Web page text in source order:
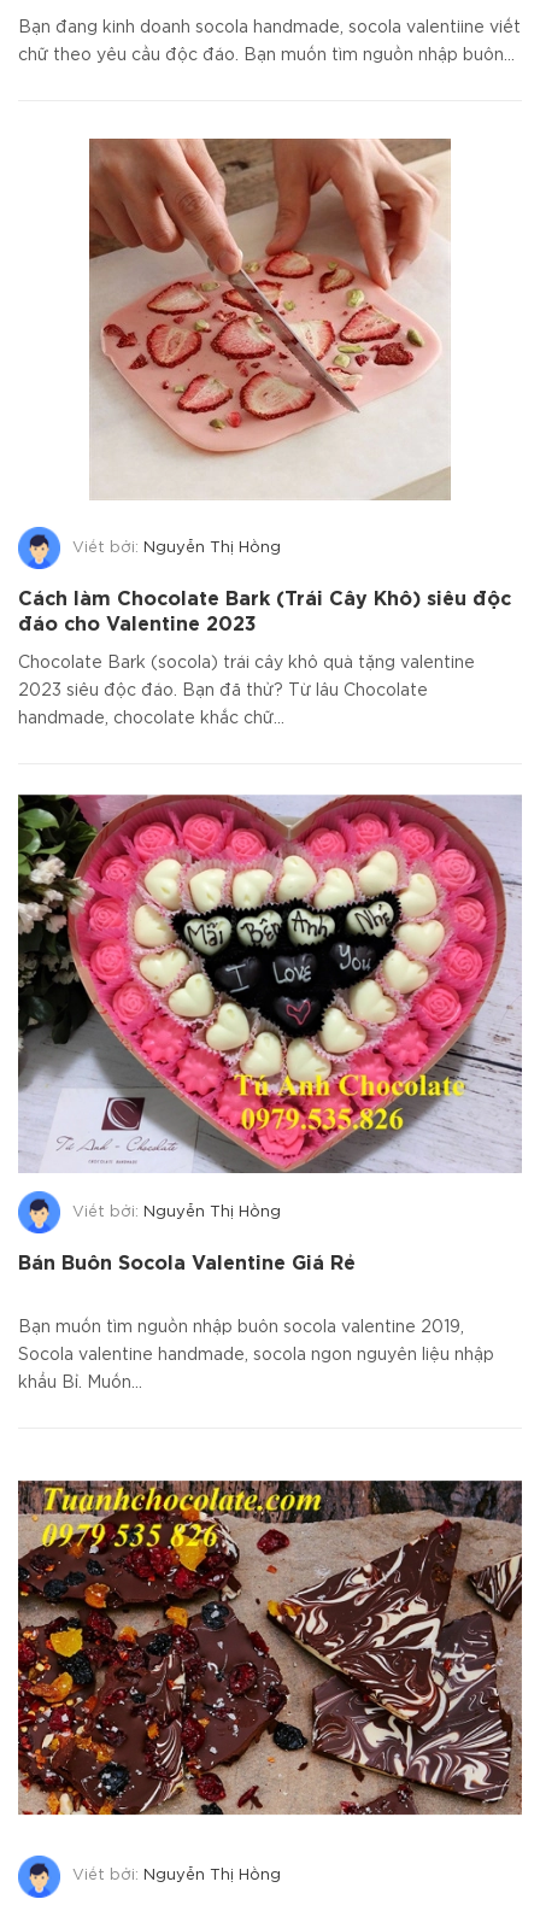
Bạn đang kinh doanh socola handmade, socola valentiine viết
chữ theo yêu cầu độc đáo. Bạn muốn tìm nguồn nhập buôn...
Viết bởi: Nguyễn Thị Hồng
Cách làm Chocolate Bark (Trái Cây Khô) siêu độc
đáo cho Valentine 2023
Chocolate Bark (socola) trái cây khô quà tặng valentine
2023 siêu độc đáo. Bạn đã thử? Từ lâu Chocolate
handmade, chocolate khắc chữ...
Viết bởi: Nguyễn Thị Hồng
Bán Buôn Socola Valentine Giá Rẻ
Bạn muốn tìm nguồn nhập buôn socola valentine 2019,
Socola valentine handmade, socola ngon nguyên liệu nhập
khẩu Bỉ. Muốn...
Viết bởi: Nguyễn Thị Hồng